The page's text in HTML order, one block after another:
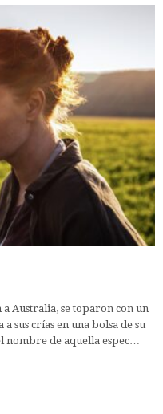
Australia, se toparon con un
sus crías en una bolsa de su
de aquella espec…